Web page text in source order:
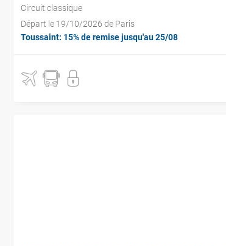
Circuit classique
Départ le 19/10/2026 de Paris
Toussaint: 15% de remise jusqu'au 25/08